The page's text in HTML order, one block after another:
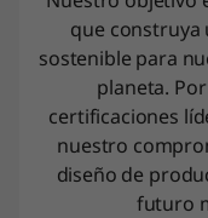
que construya
sostenible para
planeta.
certificaciones
nuestro
diseño de
futuro